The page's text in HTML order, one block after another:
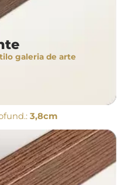
galeria de arte
3,8cm